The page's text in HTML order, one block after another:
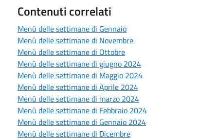
Contenuti correlati
Menù delle settimane di Gennaio
Menù delle settimane di Novembre
Menù delle settimane di Ottobre
Menù delle settimane di giugno 2024
Menù delle settimane di Maggio 2024
Menù delle settimane di Aprile 2024
Menù delle settimane di marzo 2024
Menù delle settimane di Febbraio 2024
Menù delle settimane di Gennaio 2024
Menù delle settimane di Dicembre